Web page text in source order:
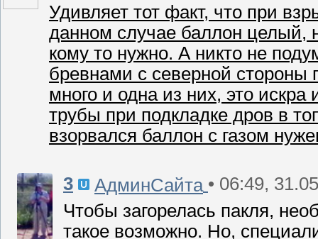
Удивляет тот факт, что при
данном случае баллон целый,
кому то нужно. А никто не
бревнами с северной стороны
много и одна из них, это
трубы при подкладке дров в
взорвался баллон с газом
3 АдминСайта • 06:49,
Чтобы загорелась пакля,
такое возможно. Но,